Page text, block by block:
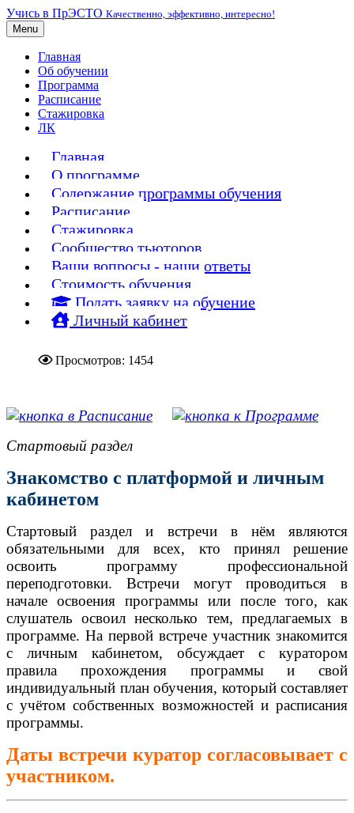
Учись в ПрЭСТО Качественно, эффективно, интересно!
Menu
Главная
Об обучении
Программа
Расписание
Стажировка
ЛК
Главная
О программе
Содержание программы обучения
Расписание
Стажировка
Сообщество тьюторов
Ваши вопросы - наши ответы
Стоимость обучения
Подать заявку на обучение
Личный кабинет
Просмотров: 1454
Стартовый раздел
Знакомство с платформой и личным
кабинетом
Стартовый раздел и встречи в нём являются
обязательными для всех, кто принял решение
освоить программу профессиональной
переподготовки. Встречи могут проводиться в
начале освоения программы или после того, как
слушатель освоил несколько тем, предлагаемых в
программе. На первой встрече участник знакомится
с личным кабинетом, обсуждает с куратором
правила прохождения программы и свой
индивидуальный план обучения, который составляет
с учётом собственных возможностей и расписания
программы.
Даты встречи куратор согласовывает с
участником.